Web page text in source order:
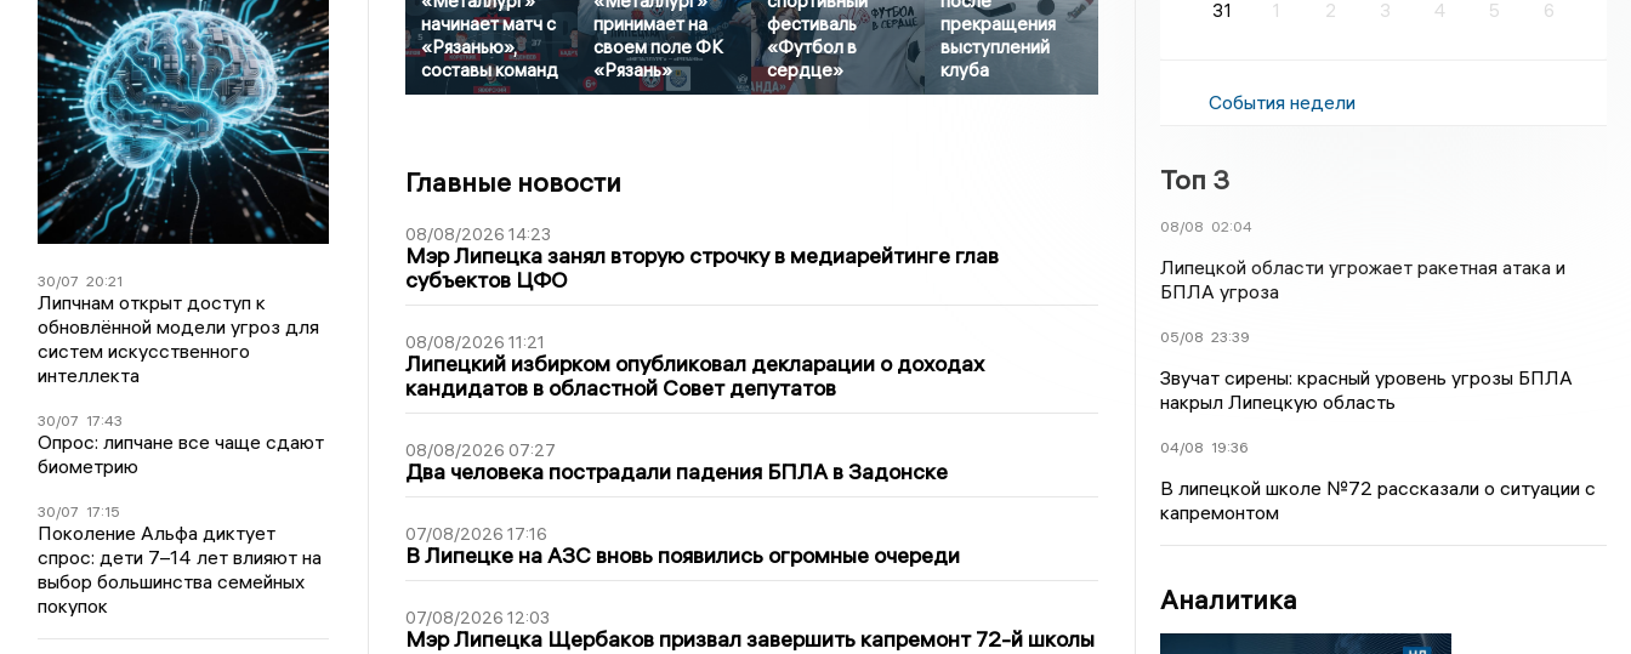
30/07 20:21
Липчнам открыт доступ к
обновлённой модели угроз для
систем искусственного
интеллекта
30/07 17:43
Опрос: липчане все чаще сдают
биометрию
30/07 17:15
Поколение Альфа диктует
спрос: дети 7–14 лет влияют на
выбор большинства семейных
покупок
начинает матч с
«Рязанью»,
составы команд
принимает на
своем поле ФК
«Рязань»
фестиваль
«Футбол в
сердце»
прекращения
выступлений
клуба
Главные новости
08/08/2026 14:23
Мэр Липецка занял вторую строчку в медиарейтинге глав
субъектов ЦФО
08/08/2026 11:21
Липецкий избирком опубликовал декларации о доходах
кандидатов в областной Совет депутатов
08/08/2026 07:27
Два человека пострадали падения БПЛА в Задонске
07/08/2026 17:16
В Липецке на АЗС вновь появились огромные очереди
07/08/2026 12:03
Мэр Липецка Щербаков призвал завершить капремонт 72-й школы
31
1 2 3 4 5 6
События недели
Топ 3
08/08 02:04
Липецкой области угрожает ракетная атака и
БПЛА угроза
05/08 23:39
Звучат сирены: красный уровень угрозы БПЛА
накрыл Липецкую область
04/08 19:36
В липецкой школе №72 рассказали о ситуации с
капремонтом
Аналитика